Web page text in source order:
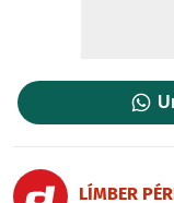
LÍMBER